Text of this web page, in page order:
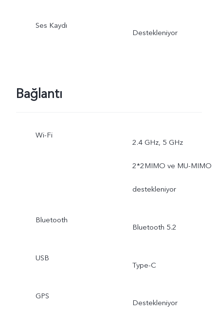
Portesi, Yüksek
Belgeler, Pano,
Profesyonel, Ultra
Sabitleme
Ses Kaydı
Destekleniyor
Bağlantı
Wi-Fi
2.4 GHz, 5 GHz
2*2MIMO ve MU-MIMO
destekleniyor
Bluetooth
Bluetooth 5.2
USB
Type-C
GPS
Destekleniyor